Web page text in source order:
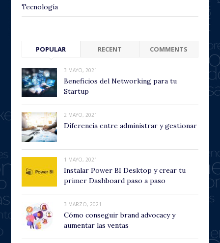
Tecnología
POPULAR RECENT COMMENTS
3 MAYO, 2021
Beneficios del Networking para tu
Startup
2 MAYO, 2021
Diferencia entre administrar y gestionar
1 MAYO, 2021
Instalar Power BI Desktop y crear tu
primer Dashboard paso a paso
3 MARZO, 2021
Cómo conseguir brand advocacy y
aumentar las ventas